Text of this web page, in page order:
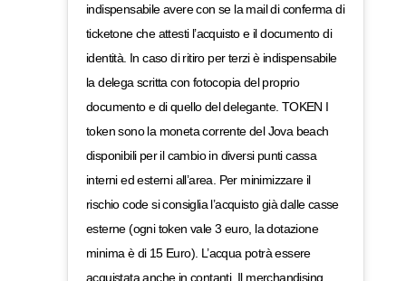
indispensabile avere con se la mail di conferma di
ticketone che attesti l’acquisto e il documento di
identità. In caso di ritiro per terzi è indispensabile
la delega scritta con fotocopia del proprio
documento e di quello del delegante. TOKEN I
token sono la moneta corrente del Jova beach
disponibili per il cambio in diversi punti cassa
interni ed esterni all’area. Per minimizzare il
rischio code si consiglia l’acquisto già dalle casse
esterne (ogni token vale 3 euro, la dotazione
minima è di 15 Euro). L’acqua potrà essere
acquistata anche in contanti. Il merchandising